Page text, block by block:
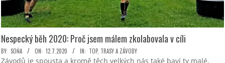
Nespecký běh 2020: Proč jsem málem zkolabovala v cíli
2020-
BY: SOŇA ON: 12.7.2020 IN: TOP, TRASY A ZÁVODY
Závodů je spousta a kromě těch velkých nás také baví ty malé,